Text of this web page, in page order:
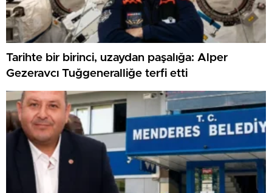
Tarihte bir birinci, uzaydan paşalığa: Alper
Gezeravcı Tuğgeneralliğe terfi etti